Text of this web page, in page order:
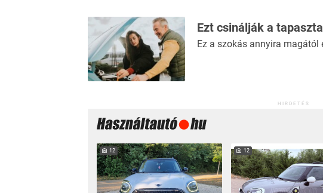
Ezt csinálják a
Ez a szokás annyira magától
HIRDETÉS
12 12